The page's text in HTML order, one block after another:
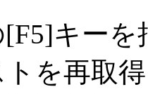
キーを
を再取